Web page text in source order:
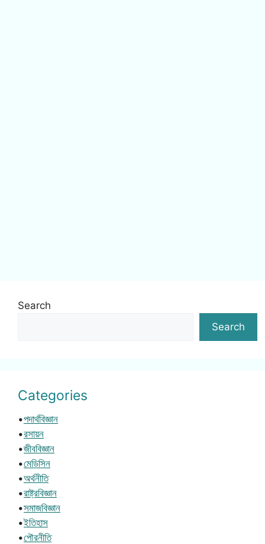
Search
Search
Categories
•পদার্থবিজ্ঞান
•রসায়ন
•জীববিজ্ঞান
•মেডিসিন
•অর্থনীতি
•রাষ্ট্রবিজ্ঞান
•সমাজবিজ্ঞান
•ইতিহাস
•পৌরনীতি